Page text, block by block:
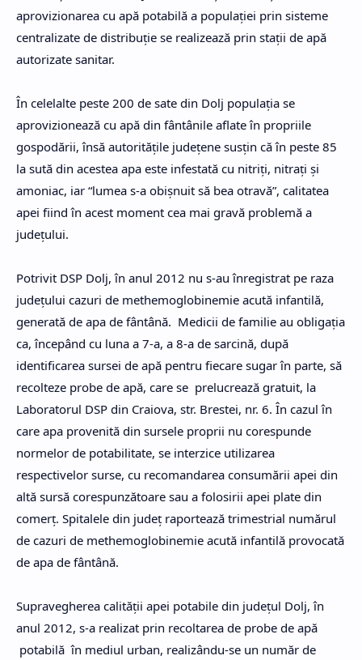
aprovizionarea cu apă potabilă a populaţiei prin sisteme
centralizate de distribuţie se realizează prin staţii de apă
autorizate sanitar.
În celelalte peste 200 de sate din Dolj populaţia se
aprovizionează cu apă din fântânile aflate în propriile
gospodării, însă autorităţile judeţene susţin că în peste 85
la sută din acestea apa este infestată cu nitriţi, nitraţi şi
amoniac, iar “lumea s-a obişnuit să bea otravă”, calitatea
apei fiind în acest moment cea mai gravă problemă a
judeţului.
Potrivit DSP Dolj, în anul 2012 nu s-au înregistrat pe raza
judeţului cazuri de methemoglobinemie acută infantilă,
generată de apa de fântână. Medicii de familie au obligaţia
ca, începând cu luna a 7-a, a 8-a de sarcină, după
identificarea sursei de apă pentru fiecare sugar în parte, să
recolteze probe de apă, care se prelucrează gratuit, la
Laboratorul DSP din Craiova, str. Brestei, nr. 6. În cazul în
care apa provenită din sursele proprii nu corespunde
normelor de potabilitate, se interzice utilizarea
respectivelor surse, cu recomandarea consumării apei din
altă sursă corespunzătoare sau a folosirii apei plate din
comerţ. Spitalele din judeţ raportează trimestrial numărul
de cazuri de methemoglobinemie acută infantilă provocată
de apa de fântână.
Supravegherea calităţii apei potabile din judeţul Dolj, în
anul 2012, s-a realizat prin recoltarea de probe de apă
potabilă în mediul urban, realizându-se un număr de